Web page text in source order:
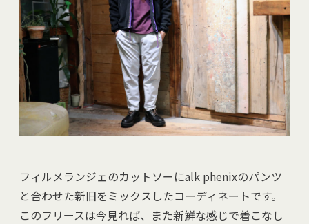
フィルメランジェのカットソーにalk phenixのパンツ
と合わせた新旧をミックスしたコーディネートです。
このフリースは今見れば、また新鮮な感じで着こなし